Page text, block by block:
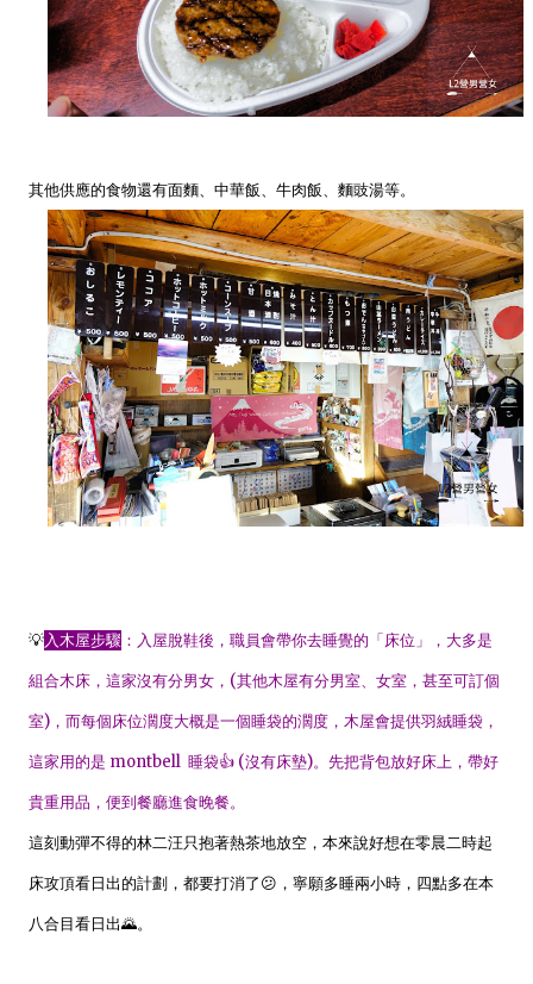
其他供應的食物還有面麵、中華飯、牛肉飯、麵豉湯等。
💡入木屋步驟 ：入屋脫鞋後，職員會帶你去睡覺的「床位」，大多是
組合木床，這家沒有分男女，(其他木屋有分男室、女室，甚至可訂個
室)，而每個床位濶度大概是一個睡袋的濶度，木屋會提供羽絨睡袋，
這家用的是 montbell 睡袋👍 (沒有床墊)。先把背包放好床上，帶好
貴重用品，便到餐廳進食晚餐。
這刻動彈不得的林二汪只抱著熱茶地放空，本來說好想在零晨二時起
床攻頂看日出的計劃，都要打消了😕，寧願多睡兩小時，四點多在本
八合目看日出🌄。